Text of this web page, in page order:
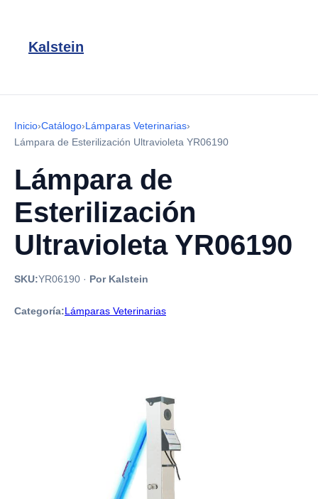
Kalstein
Inicio›Catálogo›Lámparas Veterinarias›
Lámpara de Esterilización Ultravioleta YR06190
Lámpara de
Esterilización
Ultravioleta YR06190
SKU:YR06190 · Por Kalstein
Categoría:Lámparas Veterinarias